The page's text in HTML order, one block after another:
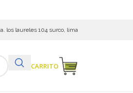
los laureles 104 surco, lima
VER CARRITO